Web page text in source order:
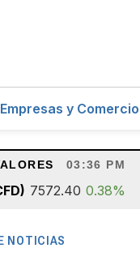
Empresas y
03:36 PM
7572.40 0.38%
NOTICIAS